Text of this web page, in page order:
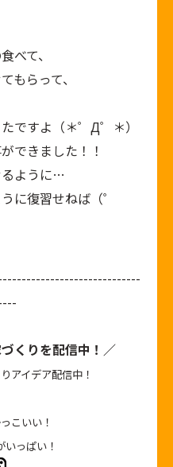
べて、
もらって、
ですよ（＊゜Д゜＊）
できました！！
るように…
に復習せねば（゜
くりを配信中！／
アイデア配信中！
こいい！
っぱい！